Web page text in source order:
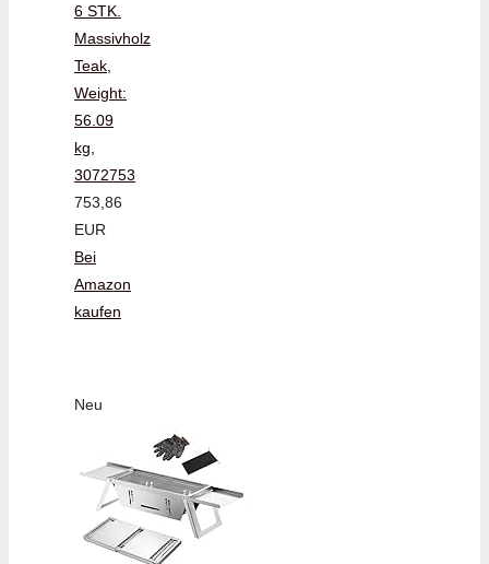
6 STK.
Massivholz
Teak,
Weight:
56.09
kg,
3072753
753,86
EUR
Bei
Amazon
kaufen
Neu